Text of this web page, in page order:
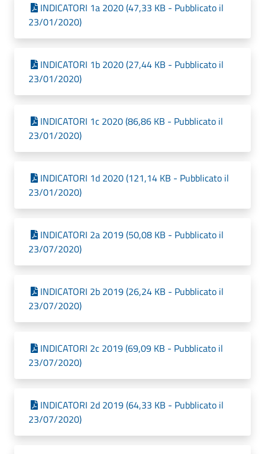
INDICATORI 1a 2020 (47,33 KB - Pubblicato il
23/01/2020)
INDICATORI 1b 2020 (27,44 KB - Pubblicato il
23/01/2020)
INDICATORI 1c 2020 (86,86 KB - Pubblicato il
23/01/2020)
INDICATORI 1d 2020 (121,14 KB - Pubblicato il
23/01/2020)
INDICATORI 2a 2019 (50,08 KB - Pubblicato il
23/07/2020)
INDICATORI 2b 2019 (26,24 KB - Pubblicato il
23/07/2020)
INDICATORI 2c 2019 (69,09 KB - Pubblicato il
23/07/2020)
INDICATORI 2d 2019 (64,33 KB - Pubblicato il
23/07/2020)